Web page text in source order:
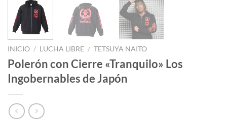
INICIO / LUCHA LIBRE / TETSUYA NAITO
Polerón con Cierre «Tranquilo» Los
Ingobernables de Japón